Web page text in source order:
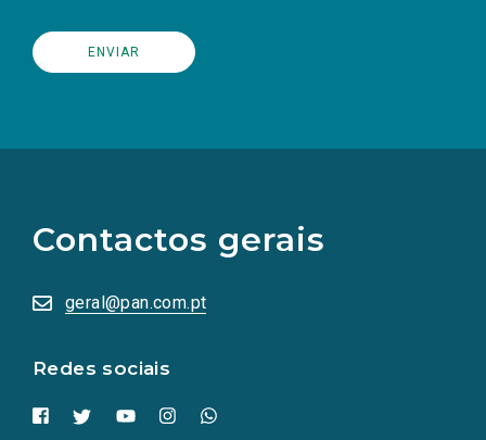
Contactos gerais
geral@pan.com.pt
Redes sociais
redes
sociais
numa
nova